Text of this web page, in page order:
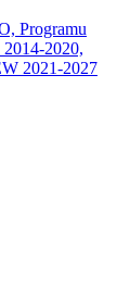
Programu
2020,
2021-2027